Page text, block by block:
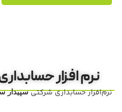
نرم افزار
نرم‌افزار حسابداری شرکتیسپیدار